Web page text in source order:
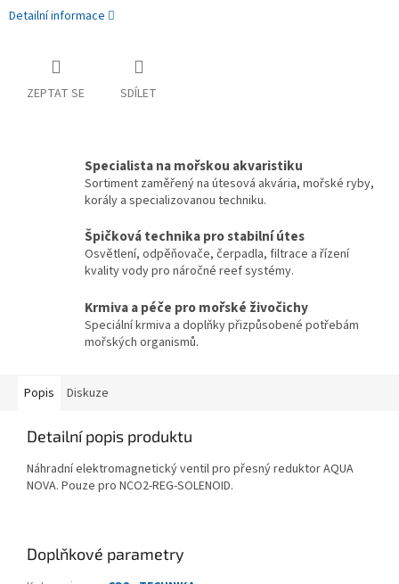
Detailní informace
ZEPTAT SE SDÍLET
Specialista na mořskou akvaristiku
Sortiment zaměřený na útesová akvária, mořské ryby,
korály a specializovanou techniku.
Špičková technika pro stabilní útes
Osvětlení, odpěňovače, čerpadla, filtrace a řízení
kvality vody pro náročné reef systémy.
Krmiva a péče pro mořské živočichy
Speciální krmiva a doplňky přizpůsobené potřebám
mořských organismů.
Popis Diskuze
Detailní popis produktu
Náhradní elektromagnetický ventil pro přesný reduktor AQUA
NOVA. Pouze pro NCO2-REG-SOLENOID.
Doplňkové parametry